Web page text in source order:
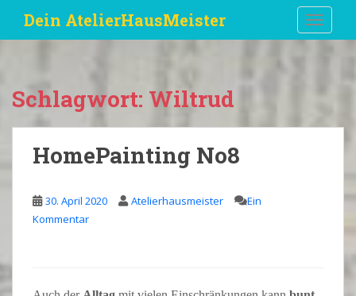
i
e
n
Dein AtelierHausMeister
Schlagwort: Wiltrud
HomePainting No8
30. April 2020 Atelierhausmeister
Ein
Kommentar